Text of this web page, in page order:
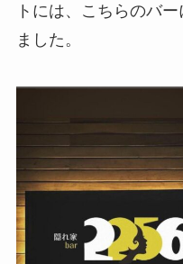
トには、こちらのバ
ました。